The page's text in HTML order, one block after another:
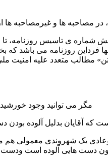
پیش شماره ی تاسیس
مطالب متعدد علیه
مگر می توانید وجود
یک شهروندی معمولی